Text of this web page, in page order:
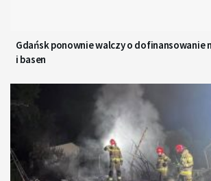
Gdańsk ponownie walczy o dofinansowanie
i basen